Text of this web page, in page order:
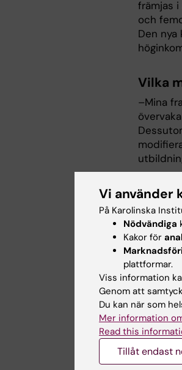
främjas
och
Den
Vilka
–Mina
Groin
Tags
Vi använder
På Karolinska
Nödvändiga
Kakor för
plattformar.
Viss information
Genom att
Du kan när som
Mer information
Read this
Tillåt endast